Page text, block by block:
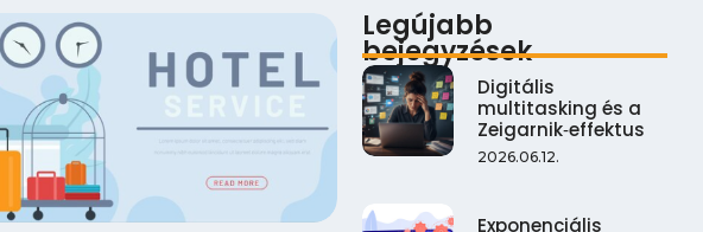
Legújabb
bejegyzések
Digitális
multitasking és a
Zeigarnik‑effektus
2026.06.12.
Exponenciális